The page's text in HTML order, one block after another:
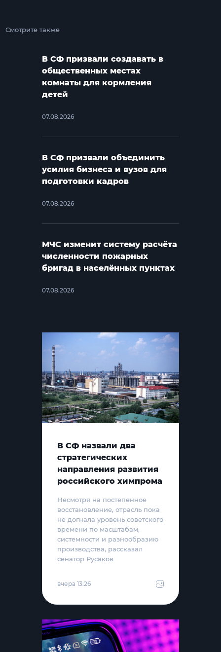
Смотрите также
В СФ призвали создавать в
общественных местах
комнаты для кормления
детей
07.08.2026
В СФ призвали объединить
усилия бизнеса и вузов для
подготовки кадров
07.08.2026
МЧС изменит систему расчёта
численности пожарных
бригад в населённых пунктах
07.08.2026
В СФ назвали два
стратегических
направления развития
российского химпрома
Несмотря на постепенное
восстановление, отрасль пока
не догнала уровень советского
времени по масштабам,
системности и разнообразию
производства, рассказал
сенатор Русаков
вчера 13:26